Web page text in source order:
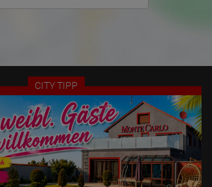
in Büro und Wäscherei für Eure Wäsche,
Papierrollen sowie Cleansets in jedem
perfekten Service ab.
sehr zentral in der Stadtmitte von Pforzheim.
von nur 200 Meter haben wir beste
ein Nagel-Studio, Frisöre, Sonnenstudio,
viele tolle Freizeitmöglichkeiten.
CITY TIPP